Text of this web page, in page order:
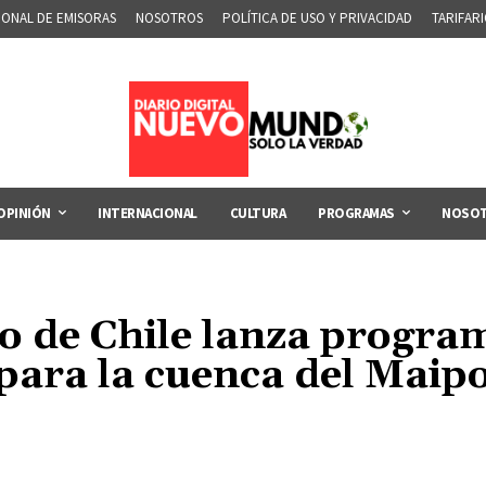
DE EMISORAS NOSOTROS POLÍTICA DE USO Y PRIVACIDAD
INTERNACIONAL CULTURA PROGRAMAS
de Chile lanza
la cuenca del